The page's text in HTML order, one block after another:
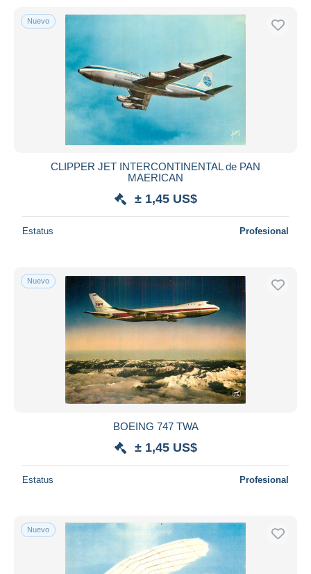
Nuevo
CLIPPER JET INTERCONTINENTAL de PAN
MAERICAN
± 1,45 US$
Estatus Profesional
Nuevo
BOEING 747 TWA
± 1,45 US$
Estatus Profesional
Nuevo